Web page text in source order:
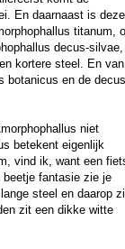
En daarnaast is deze
titanum,
decus-silvae,
kortere steel. En
botanicus en de
niet
betekent eigenlijk
vind ik, want een
fantasie zie je
steel en daarop
zit een dikke witte